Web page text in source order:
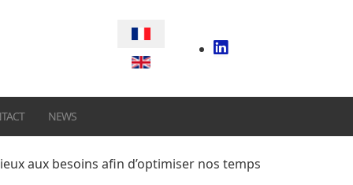
Sélectionnez votre langue
NEWS
aux besoins afin d’optimiser nos temps